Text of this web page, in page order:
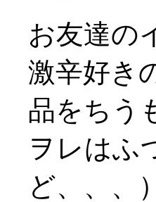
お友達の
激辛好き
品をちう
ヲレはふ
ど、、、）